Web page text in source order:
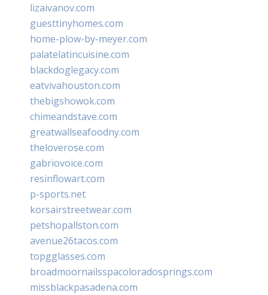
lizaivanov.com
guesttinyhomes.com
home-plow-by-meyer.com
palatelatincuisine.com
blackdoglegacy.com
eatvivahouston.com
thebigshowok.com
chimeandstave.com
greatwallseafoodny.com
theloverose.com
gabriovoice.com
resinflowart.com
p-sports.net
korsairstreetwear.com
petshopallston.com
avenue26tacos.com
topgglasses.com
broadmoornailsspacoloradosprings.com
missblackpasadena.com